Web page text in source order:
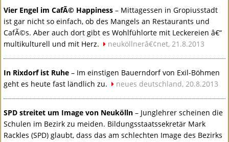
Vier Engel im CafÃ© Happiness – Mittagessen in Gropiusstadt
ist gar nicht so einfach, ob des Mangels an Restaurants und
CafÃ©s. Aber auch dort gibt es Wohlfühlorte mit Leckereien â€“
multikulturell und mit Herz.
neuköllnerâ€¢net, 21.8.2013
In Rixdorf ist Ruhe – Im einstigen Bauerndorf von Exil-Böhmen
geht es heute fast ländlich zu.
neues deutschland, 20.8.2013
SPD streitet um Image von Neukölln – Junglehrer scheinen die
Schulen im Bezirk zu meiden. Bildungsstaatssekretär Mark
Rackles (SPD) glaubt, dass das am schlechten Image des Bezirks